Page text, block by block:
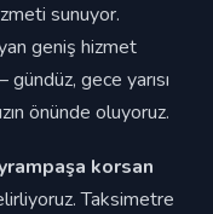
sunuyor.
geniş hizmet
gece yarısı
önünde oluyoruz.
korsan
Taksimetre